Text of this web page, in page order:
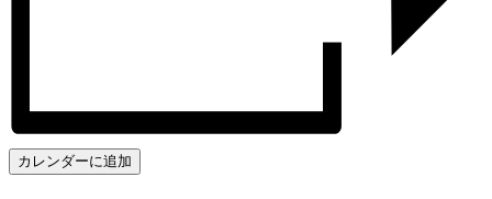
カレンダーに追加